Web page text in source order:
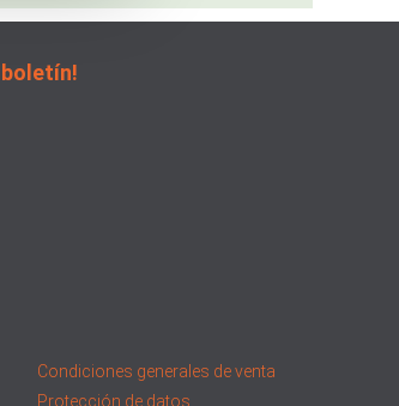
Condiciones generales de venta
Protección de datos